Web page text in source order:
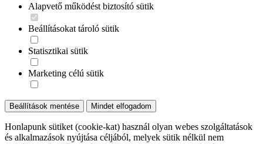
Alapvető működést biztosító sütik
Beállításokat tároló sütik
Statisztikai sütik
Marketing célú sütik
Beállítások mentése Mindet elfogadom
Honlapunk sütiket (cookie-kat) használ olyan webes szolgáltatások
és alkalmazások nyújtása céljából, melyek sütik nélkül nem